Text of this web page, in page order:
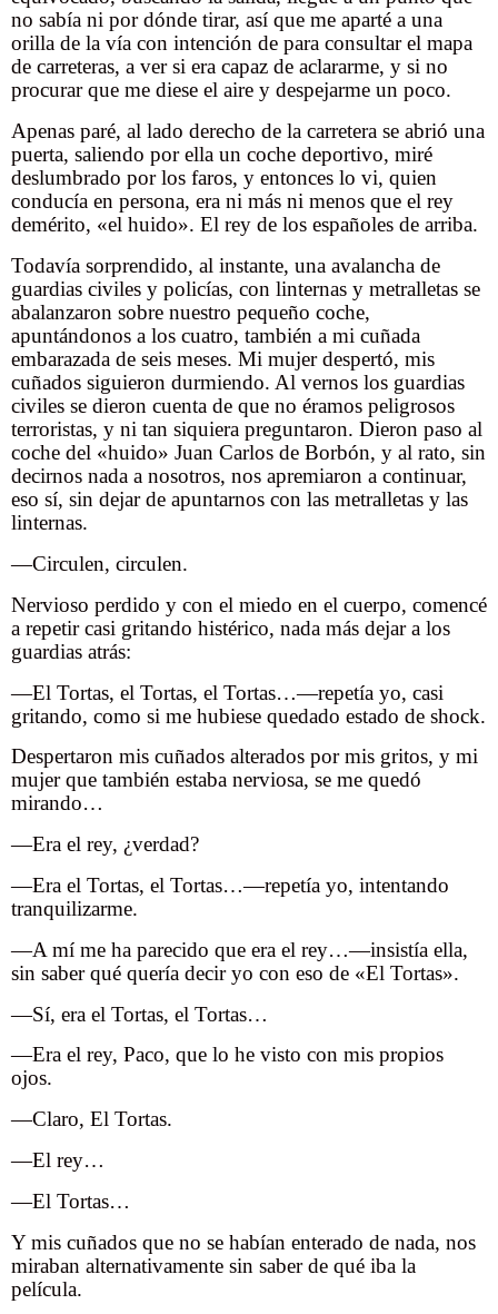
no sabía ni por dónde tirar, así que me aparté a una
orilla de la vía con intención de para consultar el mapa
de carreteras, a ver si era capaz de aclararme, y si no
procurar que me diese el aire y despejarme un poco.
Apenas paré, al lado derecho de la carretera se abrió una
puerta, saliendo por ella un coche deportivo, miré
deslumbrado por los faros, y entonces lo vi, quien
conducía en persona, era ni más ni menos que el rey
demérito, «el huido». El rey de los españoles de arriba.
Todavía sorprendido, al instante, una avalancha de
guardias civiles y policías, con linternas y metralletas se
abalanzaron sobre nuestro pequeño coche,
apuntándonos a los cuatro, también a mi cuñada
embarazada de seis meses. Mi mujer despertó, mis
cuñados siguieron durmiendo. Al vernos los guardias
civiles se dieron cuenta de que no éramos peligrosos
terroristas, y ni tan siquiera preguntaron. Dieron paso al
coche del «huido» Juan Carlos de Borbón, y al rato, sin
decirnos nada a nosotros, nos apremiaron a continuar,
eso sí, sin dejar de apuntarnos con las metralletas y las
linternas.
—Circulen, circulen.
Nervioso perdido y con el miedo en el cuerpo, comencé
a repetir casi gritando histérico, nada más dejar a los
guardias atrás:
—El Tortas, el Tortas, el Tortas…—repetía yo, casi
gritando, como si me hubiese quedado estado de shock.
Despertaron mis cuñados alterados por mis gritos, y mi
mujer que también estaba nerviosa, se me quedó
mirando…
—Era el rey, ¿verdad?
—Era el Tortas, el Tortas…—repetía yo, intentando
tranquilizarme.
—A mí me ha parecido que era el rey…—insistía ella,
sin saber qué quería decir yo con eso de «El Tortas».
—Sí, era el Tortas, el Tortas…
—Era el rey, Paco, que lo he visto con mis propios
ojos.
—Claro, El Tortas.
—El rey…
—El Tortas…
Y mis cuñados que no se habían enterado de nada, nos
miraban alternativamente sin saber de qué iba la
película.